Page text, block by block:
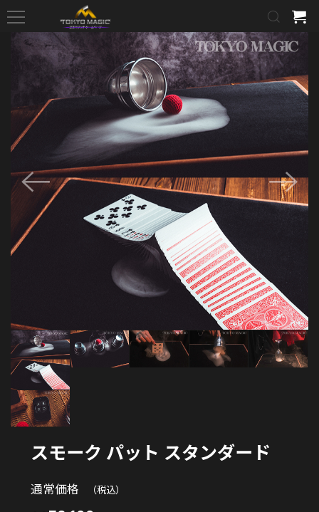
スモーク パット スタンダード
通常価格 （税込）